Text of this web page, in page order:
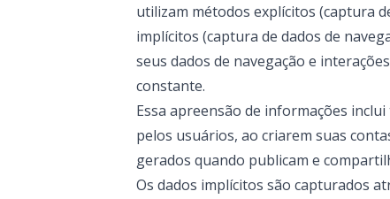
utilizam métodos explícitos (captura
implícitos (captura de dados de
seus dados de navegação e
constante.
Essa apreensão de informações
pelos usuários, ao criarem suas
gerados quando publicam e
Os dados implícitos são capturados